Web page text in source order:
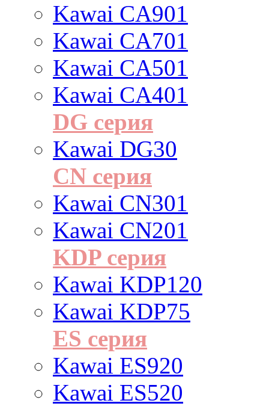
Kawai CA901
Kawai CA701
Kawai CA501
Kawai CA401
DG серия
Kawai DG30
CN серия
Kawai CN301
Kawai CN201
KDP серия
Kawai KDP120
Kawai KDP75
ES cерия
Kawai ES920
Kawai ES520